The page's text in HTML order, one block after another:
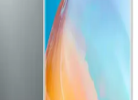
aksesuarlar için güvenli, uluslararası
ve alıcı güvenliği, ürün incelemesi ve
alışverişler yapabilirsiniz.
İkinci El Piyasası: Alım
Gerekenler
ikinci el piyasası, uygun fiyat ve yüksek
çıkıyor. Satın alırken cihazın durumu ve
değerlendirilmelidir.